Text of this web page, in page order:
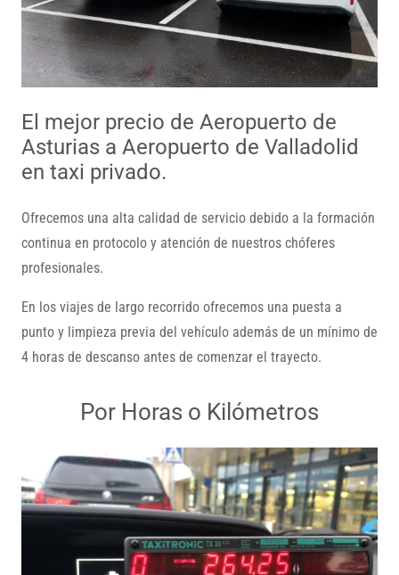
El mejor precio de Aeropuerto de
Asturias a Aeropuerto de Valladolid
en taxi privado.
Ofrecemos una alta calidad de servicio debido a la formación
continua en protocolo y atención de nuestros chóferes
profesionales.
En los viajes de largo recorrido ofrecemos una puesta a
punto y limpieza previa del vehículo además de un mínimo de
4 horas de descanso antes de comenzar el trayecto.
Por Horas o Kilómetros